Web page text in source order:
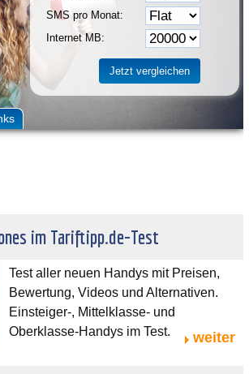
SMS pro Monat:
Internet MB:
im Tariftipp.de-Test
Test aller neuen Handys mit Preisen,
Bewertung, Videos und Alternativen.
Einsteiger-, Mittelklasse- und
Oberklasse-Handys im Test.
weiter